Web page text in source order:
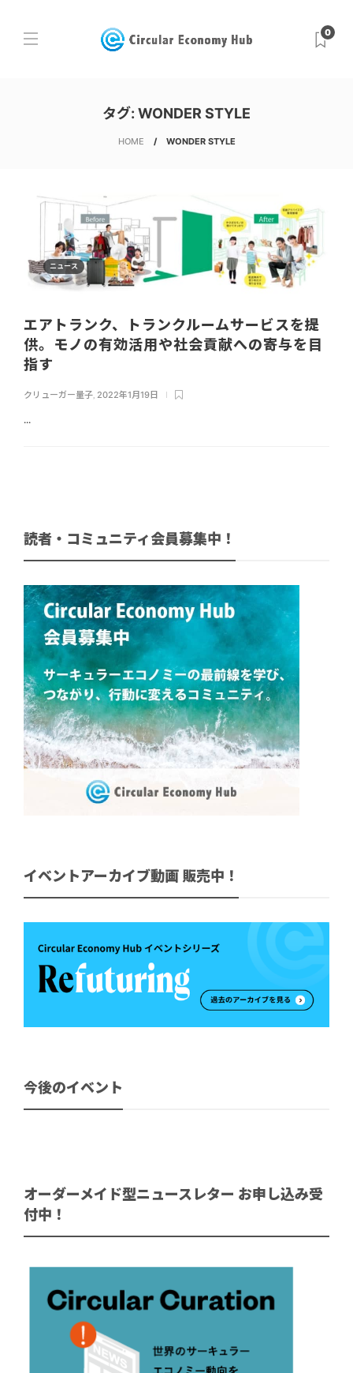
0
タグ: WONDER STYLE
HOME WONDER STYLE
ニュース
エアトランク、トランクルームサービスを提
供。モノの有効活用や社会貢献への寄与を目
指す
クリューガー量子, 2022年1月19日
...
読者・コミュニティ会員募集中！
イベントアーカイブ動画 販売中！
今後のイベント
オーダーメイド型ニュースレター お申し込み受
付中！